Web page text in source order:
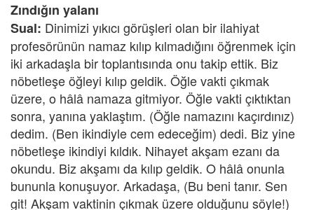
Zındığın yalanı
Sual: Dinimizi yıkıcı görüşleri olan bir ilahiyat
profesörünün namaz kılıp kılmadığını öğrenmek için
iki arkadaşla bir toplantısında onu takip ettik. Biz
nöbetleşe öğleyi kılıp geldik. Öğle vakti çıkmak
üzere, o hâlâ namaza gitmiyor. Öğle vakti çıktıktan
sonra, yanına yaklaştım. (Öğle namazını kaçırdınız)
dedim. (Ben ikindiyle cem edeceğim) dedi. Biz yine
nöbetleşe ikindiyi kıldık. Nihayet akşam ezanı da
okundu. Biz akşamı da kılıp geldik. O hâlâ onunla
bununla konuşuyor. Arkadaşa, (Bu beni tanır. Sen
git! Akşam vaktinin çıkmak üzere olduğunu söyle!)